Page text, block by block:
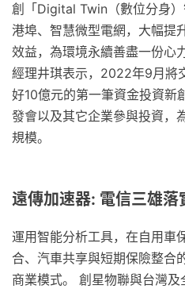
創「Digital Twin（數位分身
港埠、智慧微型電網，大幅提
效益，為環境永續善盡一份
經理井琪表示，2022年9月將
好10億元的第一筆資金投資新
發會以及其它企業參與投資，
規模。
遠傳加速器: 電信三雄落
運用智能分析工具，在自用車
合、汽車共享與短期保險整合
商業模式。 創星物聯與台灣及